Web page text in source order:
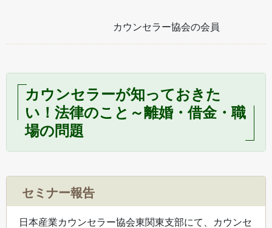
カウンセラー協会の会員
カウンセラーが知っておきた
い！法律のこと～離婚・借金・職
場の問題
セミナー報告
日本産業カウンセラー協会東関東支部にて、カウンセ